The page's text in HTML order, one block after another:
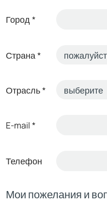
Город *
Страна *
Отрасль*
E-mail *
Телефон
Мои пожелания и